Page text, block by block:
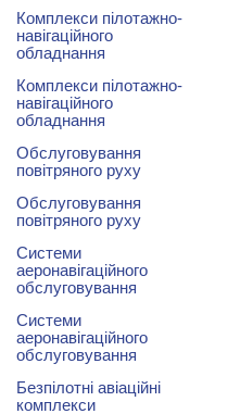
Комплекси пілотажно-
навігаційного
обладнання
Комплекси пілотажно-
навігаційного
обладнання
Обслуговування
повітряного руху
Обслуговування
повітряного руху
Системи
аеронавігаційного
обслуговування
Системи
аеронавігаційного
обслуговування
Безпілотні авіаційні
комплекси